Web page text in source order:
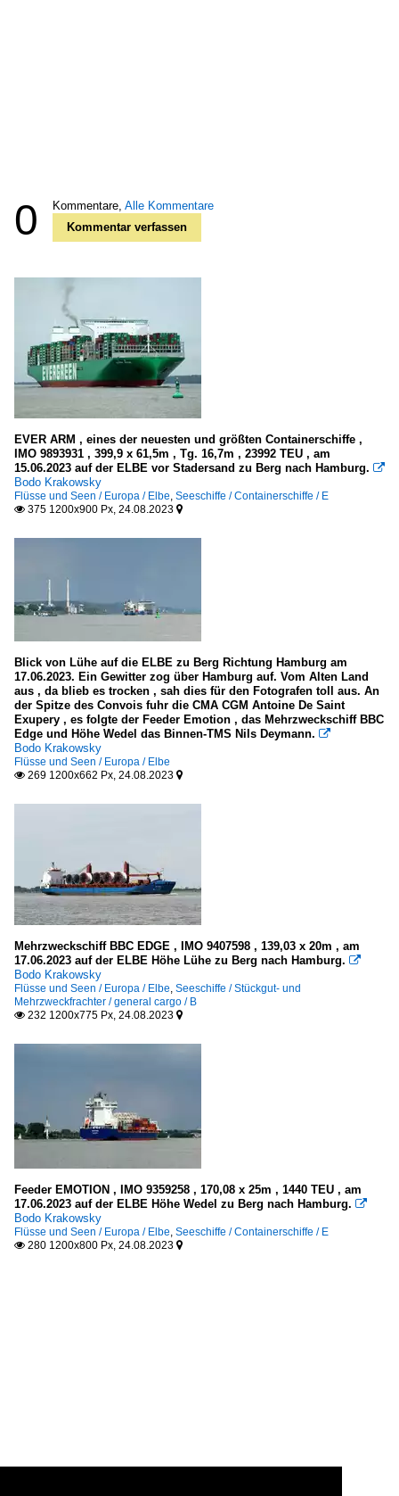
0 Kommentare, Alle Kommentare
Kommentar verfassen
EVER ARM , eines der neuesten und größten Containerschiffe ,
IMO 9893931 , 399,9 x 61,5m , Tg. 16,7m , 23992 TEU , am
15.06.2023 auf der ELBE vor Stadersand zu Berg nach Hamburg. 
Bodo Krakowsky
Flüsse und Seen / Europa / Elbe, Seeschiffe / Containerschiffe / E
 375 1200x900 Px, 24.08.2023 
Blick von Lühe auf die ELBE zu Berg Richtung Hamburg am
17.06.2023. Ein Gewitter zog über Hamburg auf. Vom Alten Land
aus , da blieb es trocken , sah dies für den Fotografen toll aus. An
der Spitze des Convois fuhr die CMA CGM Antoine De Saint
Exupery , es folgte der Feeder Emotion , das Mehrzweckschiff BBC
Edge und Höhe Wedel das Binnen-TMS Nils Deymann. 
Bodo Krakowsky
Flüsse und Seen / Europa / Elbe
 269 1200x662 Px, 24.08.2023 
Mehrzweckschiff BBC EDGE , IMO 9407598 , 139,03 x 20m , am
17.06.2023 auf der ELBE Höhe Lühe zu Berg nach Hamburg. 
Bodo Krakowsky
Flüsse und Seen / Europa / Elbe, Seeschiffe / Stückgut- und
Mehrzweckfrachter / general cargo / B
 232 1200x775 Px, 24.08.2023 
Feeder EMOTION , IMO 9359258 , 170,08 x 25m , 1440 TEU , am
17.06.2023 auf der ELBE Höhe Wedel zu Berg nach Hamburg. 
Bodo Krakowsky
Flüsse und Seen / Europa / Elbe, Seeschiffe / Containerschiffe / E
 280 1200x800 Px, 24.08.2023 